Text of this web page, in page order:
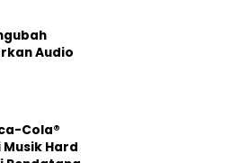
Audio
Cola®
Hard